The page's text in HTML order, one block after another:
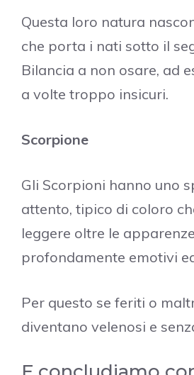
Questa loro natura
che porta i nati sotto il
Bilancia a non osare, ad
a volte troppo insicuri.
Scorpione
Gli Scorpioni hanno uno
attento, tipico di coloro
leggere oltre le
profondamente emotivi
Per questo se feriti o
diventano velenosi e